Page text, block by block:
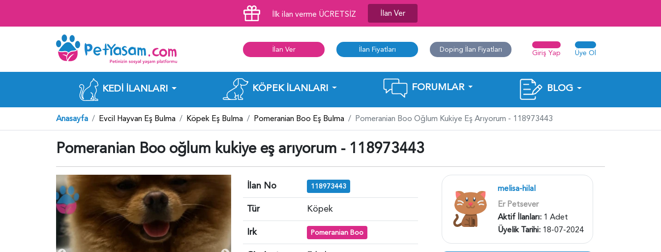
İlk ilan verme ÜCRETSİZ İlan Ver
İlan Ver İlan Fiyatları Doping İlan Fiyatları Giriş Yap Üye Ol
KEDI İLANLARI KÖPEK İLANLARI FORUMLAR BLOG
Anasayfa Evcil Hayvan Eş Bulma Köpek Eş Bulma Pomeranian Boo Eş Bulma Pomeranian Boo Oğlum Kukiye Eş Arıyorum - 118973443
Pomeranian Boo oğlum kukiye eş arıyorum - 118973443
İlan No 118973443
Tür
Köpek
Irk
Pomeranian Boo
melisa-hilal
Er Petsever
Aktif İlanları: 1 Adet
Üyelik Tarihi: 18-07-2024